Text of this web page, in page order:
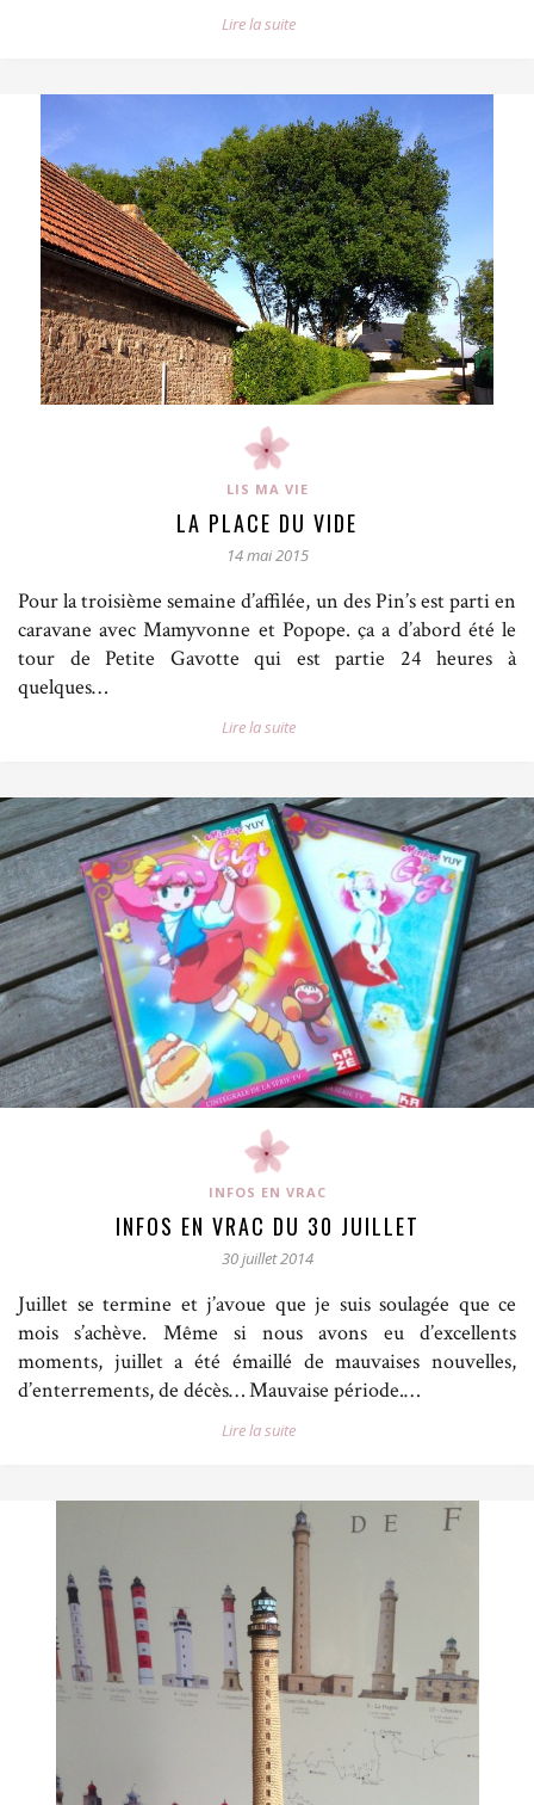
Lire la suite
LIS MA VIE
LA PLACE DU VIDE
14 mai 2015
Pour la troisième semaine d’affilée, un des Pin’s est parti en
caravane avec Mamyvonne et Popope. ça a d’abord été le
tour de Petite Gavotte qui est partie 24 heures à
quelques…
Lire la suite
INFOS EN VRAC
INFOS EN VRAC DU 30 JUILLET
30 juillet 2014
Juillet se termine et j’avoue que je suis soulagée que ce
mois s’achève. Même si nous avons eu d’excellents
moments, juillet a été émaillé de mauvaises nouvelles,
d’enterrements, de décès… Mauvaise période.…
Lire la suite